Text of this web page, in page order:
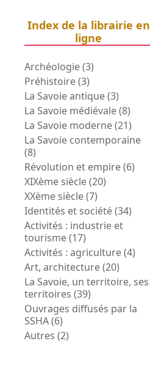
Index de la librairie en
ligne
Archéologie (3)
Préhistoire (3)
La Savoie antique (3)
La Savoie médiévale (8)
La Savoie moderne (21)
La Savoie contemporaine
(8)
Révolution et empire (6)
XIXème siècle (20)
XXème siècle (7)
Identités et société (34)
Activités : industrie et
tourisme (17)
Activités : agriculture (4)
Art, architecture (20)
La Savoie, un territoire, ses
territoires (39)
Ouvrages diffusés par la
SSHA (6)
Autres (2)